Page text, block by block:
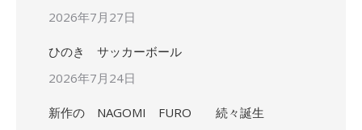
2026年7月27日
ひのき サッカーボール
2026年7月24日
新作の NAGOMI FURO 続々誕生